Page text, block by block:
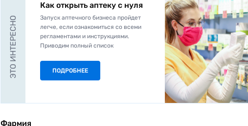
ЭТО ИНТЕРЕСНО
Как открыть аптеку с нуля
Запуск аптечного бизнеса пройдет
легче, если ознакомиться со всеми
регламентами и инструкциями.
Приводим полный список
ПОДРОБНЕЕ
Фармия